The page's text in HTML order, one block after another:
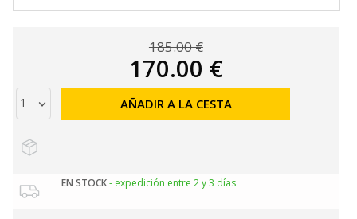
185.00 €
170.00 €
AÑADIR A LA CESTA
EN STOCK- expedición entre 2 y 3 días